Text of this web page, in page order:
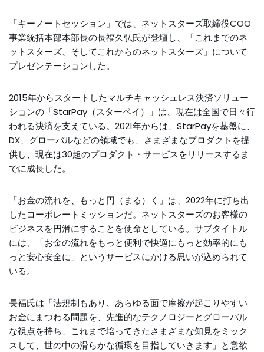
「キーノートセッション」では、ネットスターズ取締役COO
事業統括本部本部長の長福久弘氏が登壇し、「これまでのネ
ットスターズ、そしてこれからのネットスターズ」について
プレゼンテーションした。
2015年からスタートしたマルチキャッシュレス決済ソリュー
ションの「StarPay（スターペイ）」は、現在は全国で日々行
われる決済を支えている。2021年からは、StarPayを基盤に、
DX、グローバルなどの領域でも、さまざまなプロダクトを提
供し、現在は30超のプロダクト・サービスをリリースするま
でに成長した。
「お金の流れを、もっと円（まる）く」は、2022年に打ち出
したコーポレートミッションだ。ネットスターズのお客様の
ビジネスを円滑にすることを使命としている。サブタイトル
には、「お金の流れをもっと便利で快適にもっと効率的にも
っと安心安全に」というサービスにかける思いが込められて
いる。
長福氏は「法規制もあり、あらゆる面で摩擦が起こりやすい
お金にまつわる問題を、先進的なテクノロジーとグローバル
な視点を持ち、これまで培ってきたさまざまな知見をミック
スして、世の中の滑らかな循環を目指していきます」と意欲